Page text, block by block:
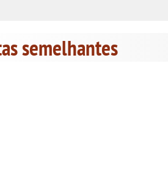
semelhantes